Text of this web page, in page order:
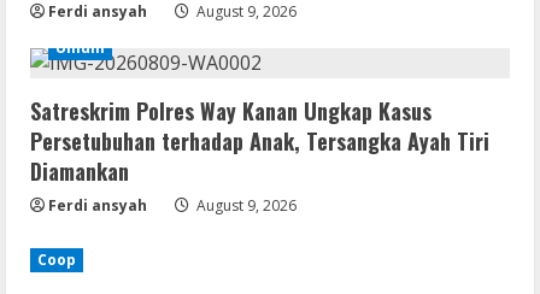
Ferdi ansyah
August 9, 2026
Umum
Satreskrim Polres Way Kanan Ungkap Kasus
Persetubuhan terhadap Anak, Tersangka Ayah Tiri
Diamankan
Ferdi ansyah August 9, 2026
Coop